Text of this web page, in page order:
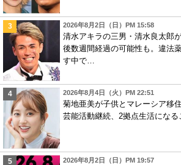
2026年8月2日（日）PM 15:58
清水アキラの三男・清水良太郎
後数週間経過の可能性も。違法
す中で…
2026年8月4日（火）PM 22:51
菊地亜美が子供とマレーシア移
芸能活動継続、2拠点生活になる
2026年8月2日（日）PM 19:57